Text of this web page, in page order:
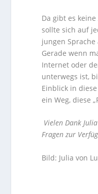
Da gibt es
sollte sich auf
jungen Sprache
Gerade wenn
Internet oder
unterwegs ist,
Einblick in
ein Weg, diese
Vielen Dank
Fragen zur
Bild: Julia von